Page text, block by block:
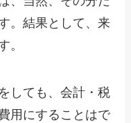
。結果として、来
。
しても、会計・税
用にすることはで